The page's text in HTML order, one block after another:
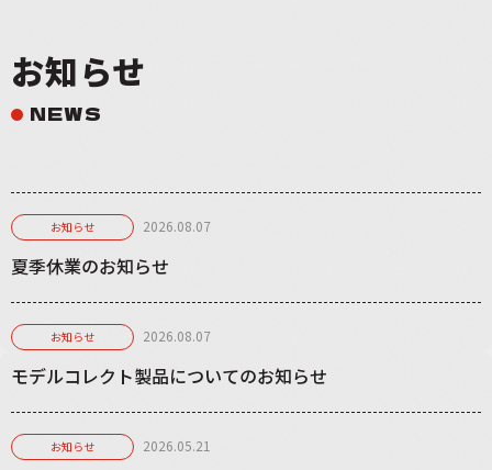
お知らせ
NEWS
お知らせ 2026.08.07
夏季休業のお知らせ
お知らせ 2026.08.07
モデルコレクト製品についてのお知らせ
お知らせ 2026.05.21